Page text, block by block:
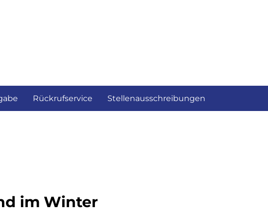
Rückrufservice Stellenausschreibungen
im Winter